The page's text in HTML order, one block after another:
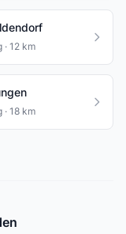
· 12 km
· 18 km